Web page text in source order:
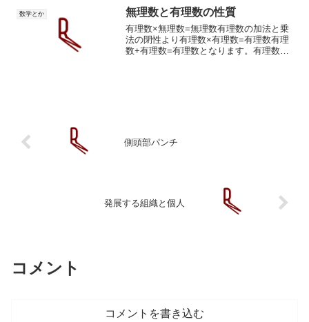
数学とか 無理数と有理数の性質
有理数×無理数=無理数有理数の加法と乗
法の閉性より有理数×有理数=有理数有理
数+有理数=有理数となります。有理数×
側頭部パンチ
発展する組織と個人
コメント
コメントを書き込む